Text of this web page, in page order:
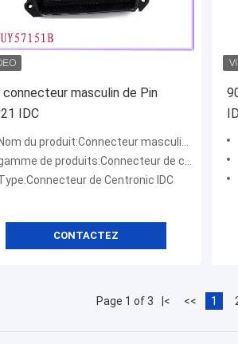
connecteur masculin de Pin
IDC
Nom du produit:Connecteur masculin d'IDC
de produits:Connecteur de champion
de Centronic IDC
CONTACTEZ
Page 1 of 3 |< << 1